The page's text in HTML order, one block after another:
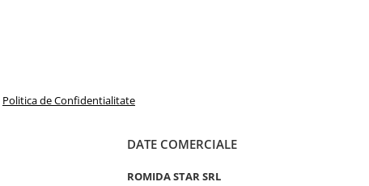
Politica de Confidentialitate
DATE COMERCIALE
ROMIDA STAR SRL